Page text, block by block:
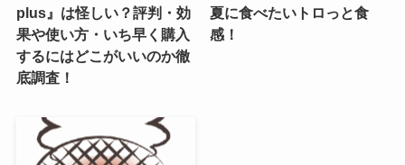
plus』は怪しい？評判・効
果や使い方・いち早く購入
するにはどこがいいのか徹
底調査！
夏に食べたいトロっと食
感！